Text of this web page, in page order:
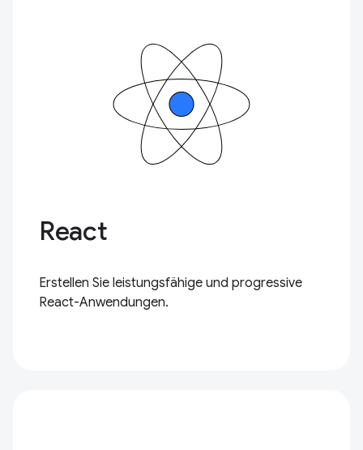
React
Erstellen Sie leistungsfähige und progressive
React-Anwendungen.